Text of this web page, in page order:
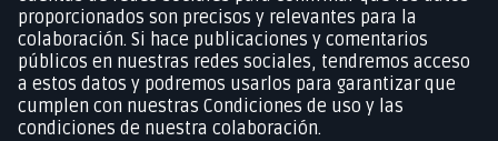
proporcionados son precisos y relevantes para la
colaboración. Si hace publicaciones y comentarios
públicos en nuestras redes sociales, tendremos acceso
a estos datos y podremos usarlos para garantizar que
cumplen con nuestras Condiciones de uso y las
condiciones de nuestra colaboración.